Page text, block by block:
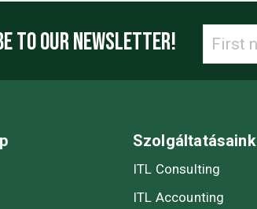
TO OUR NEWSLETTER!
Szolgáltatásaink
ITL Consulting
ITL Accounting